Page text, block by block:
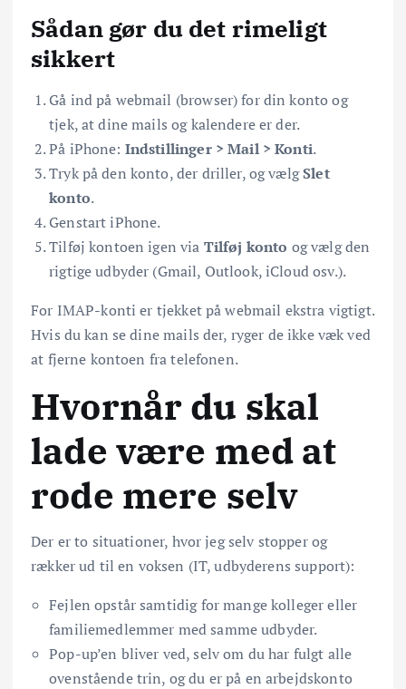
Sådan gør du det rimeligt
sikkert
Gå ind på webmail (browser) for din konto og
tjek, at dine mails og kalendere er der.
På iPhone: Indstillinger > Mail > Konti.
Tryk på den konto, der driller, og vælgSlet
konto.
Genstart iPhone.
Tilføj kontoen igen via Tilføj konto og vælg den
rigtige udbyder (Gmail, Outlook, iCloud osv.).
For IMAP-konti er tjekket på webmail ekstra vigtigt.
Hvis du kan se dine mails der, ryger de ikke væk ved
at fjerne kontoen fra telefonen.
Hvornår du skal
lade være med at
rode mere selv
Der er to situationer, hvor jeg selv stopper og
rækker ud til en voksen (IT, udbyderens support):
Fejlen opstår samtidig for mange kolleger eller
familiemedlemmer med samme udbyder.
Pop-up’en bliver ved, selv om du har fulgt alle
ovenstående trin, og du er på en arbejdskonto